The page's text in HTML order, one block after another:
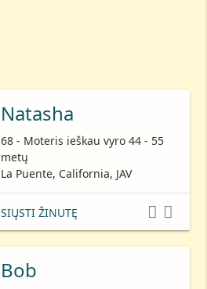
Natasha
68 - Moteris ieškau vyro 44 - 55
metų
La Puente, California, JAV
SIŲSTI ŽINUTĘ  
Bob